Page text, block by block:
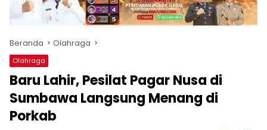
Beranda Olahraga
Olahraga
Baru Lahir, Pesilat Pagar Nusa di
Sumbawa Langsung Menang di
Porkab